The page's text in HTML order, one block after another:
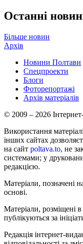
Останні
Більше новин
Архів
Новини Полтави
Спецпроекти
Блоги
Фоторепортажі
Архів матеріалів
© 2009 – 2026
Використання
інших сайтах
на сайт poltava.to, не
системами; у
редакцією.
Матеріали, позначені
основі.
Матеріали, розміщені
публікуються за
Редакція інтернет-